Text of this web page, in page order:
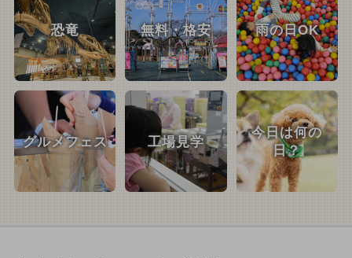
恐竜 無料・格安 雨の日OK
グルメフェス 工場見学
今日は何の
日？